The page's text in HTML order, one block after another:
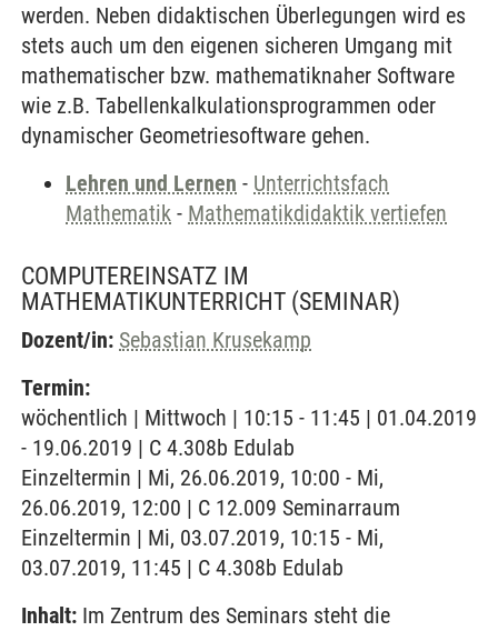
werden. Neben didaktischen Überlegungen wird es
stets auch um den eigenen sicheren Umgang mit
mathematischer bzw. mathematiknaher Software
wie z.B. Tabellenkalkulationsprogrammen oder
dynamischer Geometriesoftware gehen.
Lehren und Lernen - Unterrichtsfach
Mathematik - Mathematikdidaktik vertiefen
COMPUTEREINSATZ IM
MATHEMATIKUNTERRICHT (SEMINAR)
Dozent/in: Sebastian Krusekamp
Termin:
wöchentlich | Mittwoch | 10:15 - 11:45 | 01.04.2019
- 19.06.2019 | C 4.308b Edulab
Einzeltermin | Mi, 26.06.2019, 10:00 - Mi,
26.06.2019, 12:00 | C 12.009 Seminarraum
Einzeltermin | Mi, 03.07.2019, 10:15 - Mi,
03.07.2019, 11:45 | C 4.308b Edulab
Inhalt: Im Zentrum des Seminars steht die